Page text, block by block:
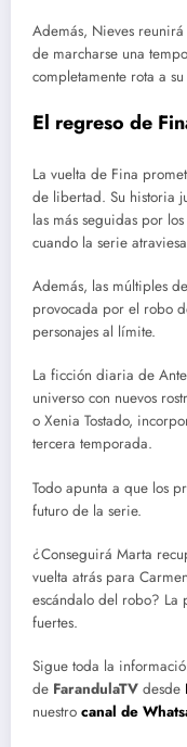
Además, Nieves
de marcharse una
completamente rota a
El regreso de
La vuelta de Fina
de libertad. Su historia
las más seguidas por
cuando la serie
Además, las múltiples
provocada por el robo
personajes al límite.
La ficción diaria de
universo con nuevos
o Xenia Tostado,
tercera temporada.
Todo apunta a que los
futuro de la serie.
¿Conseguirá Marta
vuelta atrás para
escándalo del robo? La
fuertes.
Sigue toda la
de FarandulaTV desde
nuestro canal de